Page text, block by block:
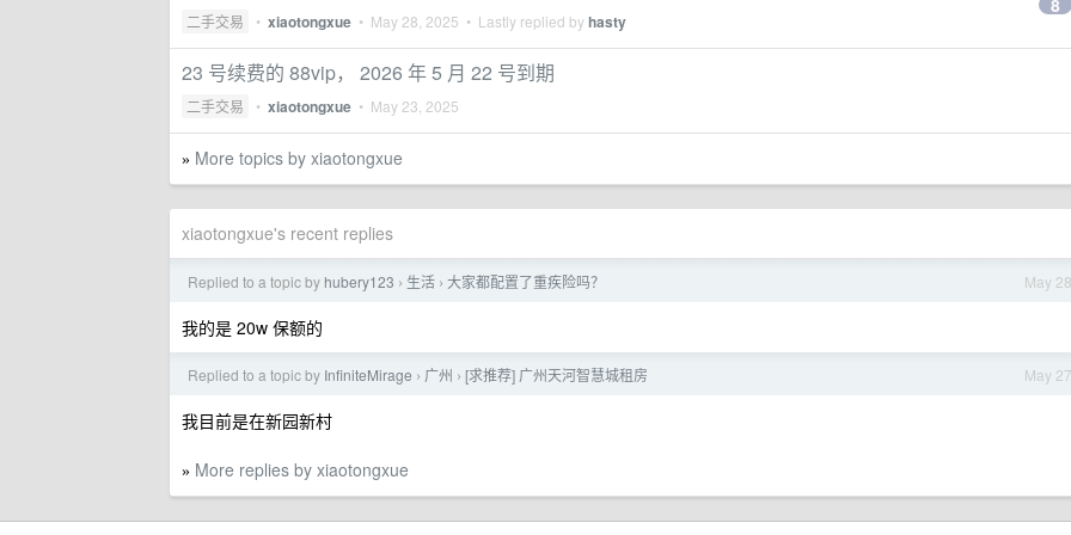
二手交易 • xiaotongxue • May 28, 2025 • Lastly replied byhasty
8
23 号续费的 88vip， 2026 年 5 月 22 号到期
二手交易 • xiaotongxue • May 23, 2025
» More topics by xiaotongxue
xiaotongxue's recent replies
May 28
Replied to a topic by hubery123 › 生活 › 大家都配置了重疾险吗？
我的是 20w 保额的
May 27
Replied to a topic by InfiniteMirage › 广州 › [求推荐] 广州天河智慧城租房
我目前是在新园新村
» More replies by xiaotongxue